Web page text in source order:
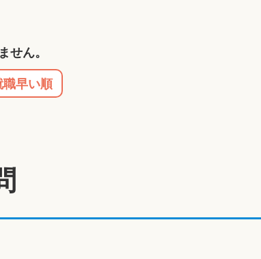
せん。
職早い順